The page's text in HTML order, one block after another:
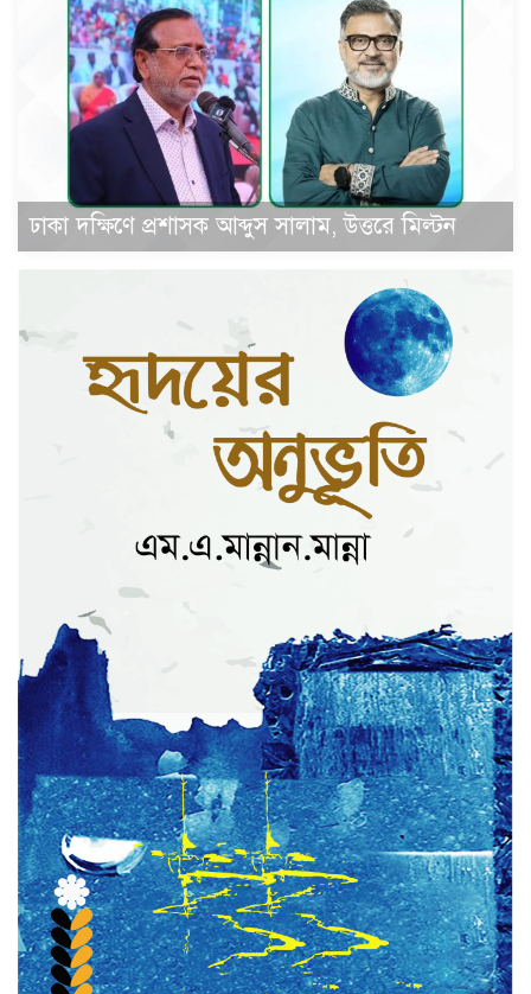
ঢাকা দক্ষিণে প্রশাসক আব্দুস সালাম, উত্তরে মিল্টন